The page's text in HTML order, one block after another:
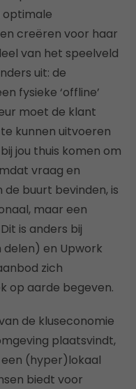
optimale
creëren voor haar
van het speelveld
uit: de
fysieke ‘offline’
moet de klant
kunnen uitvoeren
jou thuis komen om
vraag en
de buurt bevinden, is
maar een
is anders bij
en Upwork
zich
op aarde begeven.
de kluseconomie
plaatsvindt,
(hyper)lokaal
biedt voor